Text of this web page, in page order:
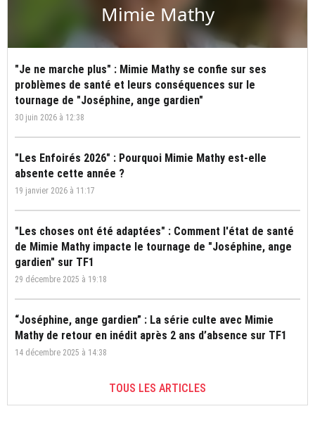
Mimie Mathy
"Je ne marche plus" : Mimie Mathy se confie sur ses
problèmes de santé et leurs conséquences sur le
tournage de "Joséphine, ange gardien"
30 juin 2026 à 12:38
"Les Enfoirés 2026" : Pourquoi Mimie Mathy est-elle
absente cette année ?
19 janvier 2026 à 11:17
"Les choses ont été adaptées" : Comment l'état de santé
de Mimie Mathy impacte le tournage de "Joséphine, ange
gardien" sur TF1
29 décembre 2025 à 19:18
“Joséphine, ange gardien” : La série culte avec Mimie
Mathy de retour en inédit après 2 ans d’absence sur TF1
14 décembre 2025 à 14:38
TOUS LES ARTICLES